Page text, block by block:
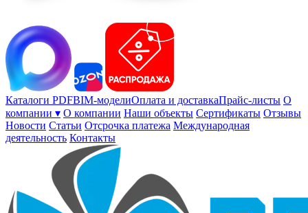
Каталоги PDFBIM-моделиОплата и доставкаПрайс-листы О
компании ▾ О компании Наши объекты Сертификаты Отзывы
Новости Статьи Отсрочка платежа Международная
деятельность Контакты